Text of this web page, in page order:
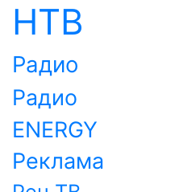
НТВ
Радио
Радио
ENERGY
Реклама